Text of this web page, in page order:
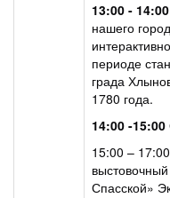
13:00 - 14:00
нашего
периоде
града
1780 года.
14:00 -15:00
15:00 –
Спасской»